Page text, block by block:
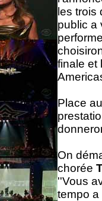
les trois
public a
finale et
Place
On
chorée
''Vous
tempo